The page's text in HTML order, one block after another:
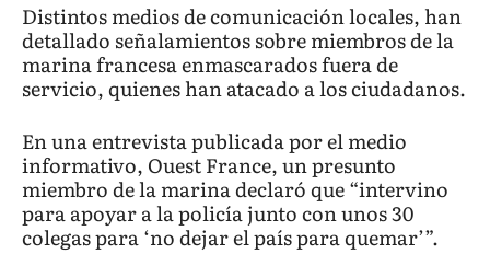
Distintos medios de comunicación locales, han
detallado señalamientos sobre miembros de la
marina francesa enmascarados fuera de
servicio, quienes han atacado a los ciudadanos.
En una entrevista publicada por el medio
informativo, Ouest France, un presunto
miembro de la marina declaró que “intervino
para apoyar a la policía junto con unos 30
colegas para ‘no dejar el país para quemar’”.